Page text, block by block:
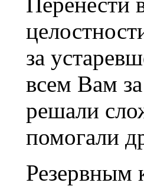
за
всем Вам
решали
помогали
Резервным